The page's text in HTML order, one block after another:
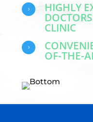
5 HIGHLY
CLINIC
5
OF-THE-